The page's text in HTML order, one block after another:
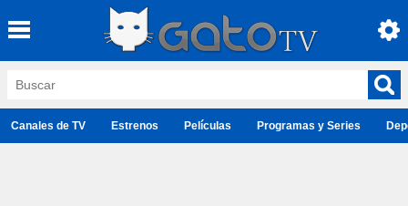
Canales de TV Estrenos Películas Programas y Series